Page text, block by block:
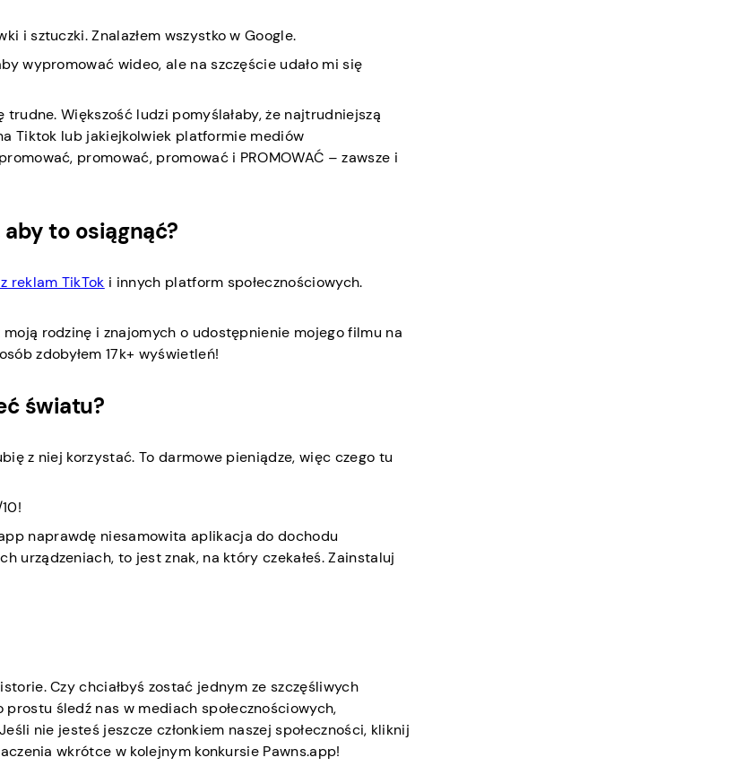
i sztuczki. Znalazłem wszystko w Google.
wypromować wideo, ale na szczęście udało mi się
Większość ludzi pomyślałaby, że najtrudniejszą
Tiktok lub jakiejkolwiek platformie mediów
promować, promować i PROMOWAĆ – zawsze i
to osiągnąć?
reklam TikTok i innych platform społecznościowych.
rodzinę i znajomych o udostępnienie mojego filmu na
zdobyłem 17k+ wyświetleń!
światu?
z niej korzystać. To darmowe pieniądze, więc czego tu
naprawdę niesamowita aplikacja do dochodu
urządzeniach, to jest znak, na który czekałeś. Zainstaluj
Czy chciałbyś zostać jednym ze szczęśliwych
śledź nas w mediach społecznościowych,
nie jesteś jeszcze członkiem naszej społeczności, kliknij
wkrótce w kolejnym konkursie Pawns.app!